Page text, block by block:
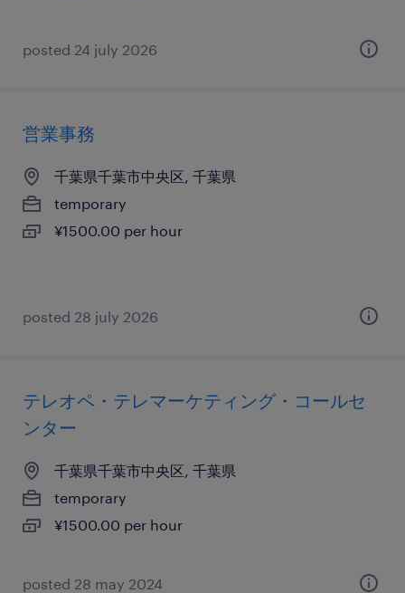
posted 24 july 2026
営業事務
千葉県千葉市中央区, 千葉県
temporary
¥1500.00 per hour
posted 28 july 2026
テレオペ・テレマーケティング・コールセ
ンター
千葉県千葉市中央区, 千葉県
temporary
¥1500.00 per hour
posted 28 may 2024